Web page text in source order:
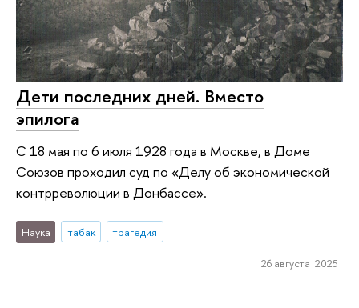
Дети последних дней. Вместо
эпилога
С 18 мая по 6 июля 1928 года в Москве, в Доме
Союзов проходил суд по «Делу об экономической
контрреволюции в Донбассе».
Наука табак трагедия
26 августа 2025